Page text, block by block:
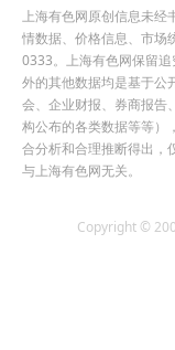
上海有色网原创信息未
情数据、价格信息、市场
0333。上海有色网保留
外的其他数据均是基于公
会、企业财报、券商报告
构公布的各类数据等等）
合分析和合理推断得出，
与上海有色网无关。
Copyright ©